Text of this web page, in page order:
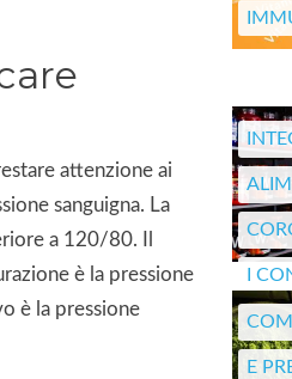
attenzione ai
sanguigna. La
a 120/80. Il
è la pressione
è la pressione
I
E